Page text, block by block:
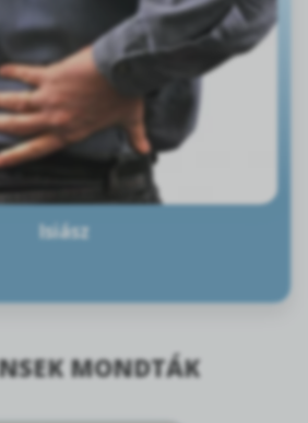
Isiász
MONDTÁK